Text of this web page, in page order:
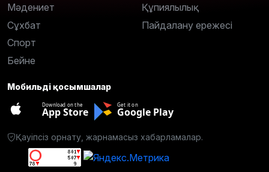
Мәдениет
Сұхбат
Спорт
Бейне
Құпиялылық
Пайдалану ережесі
Мобильді қосымшалар
Download on the
App Store
Get it on
Google Play
Қауіпсіз орнату, жарнамасыз хабарламалар.